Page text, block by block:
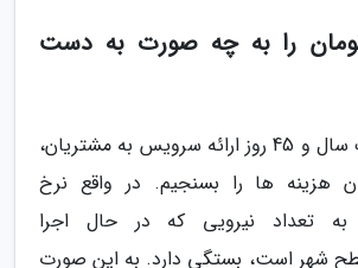
تومان را به چه صورت به دست
قاسمی: بعد از یک سال و 45 روز ارائه سرویس به مشتریان،
هزینه ها را بسنجیم. در واقع نرخ
تعداد نیرویی که در حال اجرا
شهر است، بستگی دارد. به این صورت